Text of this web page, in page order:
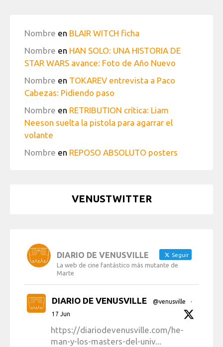
Nombre en BLAIR WITCH ficha
Nombre en HAN SOLO: UNA HISTORIA DE
STAR WARS avance: Foto de Año Nuevo
Nombre en TOKAREV entrevista a Paco
Cabezas: Pidiendo paso
Nombre en RETRIBUTION crítica: Liam
Neeson suelta la pistola para agarrar el
volante
Nombre en REPOSO ABSOLUTO posters
VENUSTWITTER
DIARIO DE VENUSVILLE Seguir
La web de cine fantástico más mutante de
Marte
DIARIO DE VENUSVILLE @venusville
·
17 Jun
https://diariodevenusville.com/he-
man-y-los-masters-del-univ...